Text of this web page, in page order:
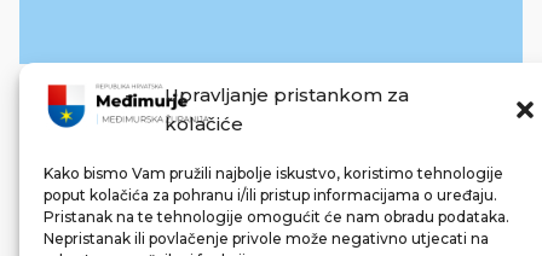
Upravljanje pristankom za
kolačiće
Kako bismo Vam pružili najbolje iskustvo, koristimo tehnologije
poput kolačića za pohranu i/ili pristup informacijama o uređaju.
Pristanak na te tehnologije omogućit će nam obradu podataka.
Nepristanak ili povlačenje privole može negativno utjecati na
REPUBLIKA HRVATSKA